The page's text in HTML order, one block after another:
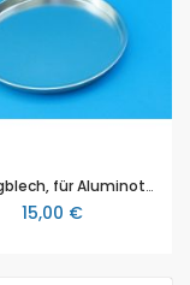
Auffangblech, für Aluminothermie
15,00 €